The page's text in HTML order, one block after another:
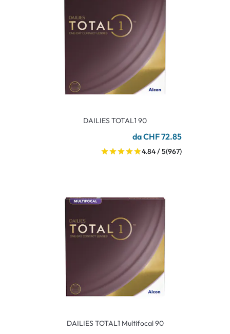
DAILIES TOTAL1 90
da CHF 72.85
4.84 / 5(967)
DAILIES TOTAL1 Multifocal 90